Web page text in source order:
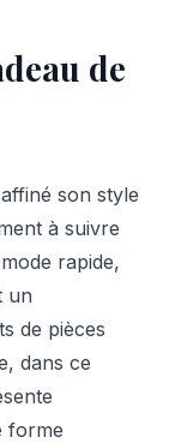
de
son style
à suivre
rapide,
un
de pièces
dans ce
forme